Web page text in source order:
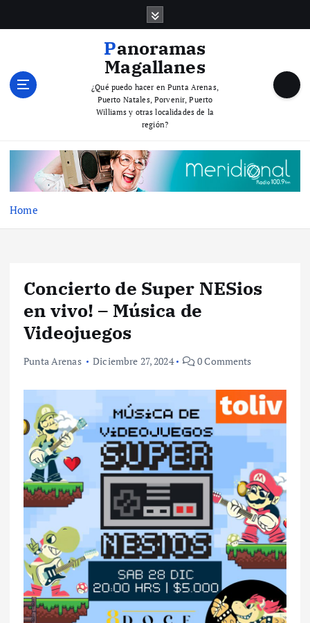
Panoramas
Magallanes
¿Qué puedo hacer en Punta Arenas,
Puerto Natales, Porvenir, Puerto
Williams y otras localidades de la
región?
Home
Concierto de Super NESios
en vivo! – Música de
Videojuegos
Punta Arenas Diciembre 27, 2024 0 Comments